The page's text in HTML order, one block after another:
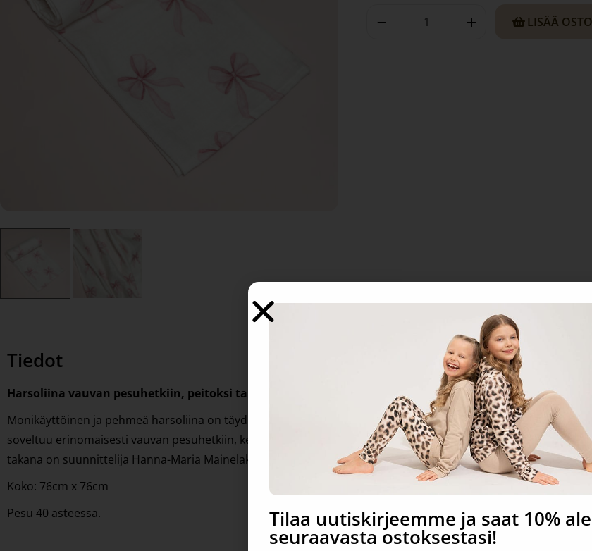
LISÄÄ
Tiedot
Harsoliina vauvan pesuhetkiin, peitoksi tai aurinkosuojaksi rattaisiin
Monikäyttöinen ja pehmeä harsoliina on täydellinen kumppani vauvan arkeen. Valmistettu 100 % pehmeästä
soveltuu erinomaisesti vauvan pesuhetkiin, kevyeksi peitoksi tai suojaksi auringolta rattaissa. Laadukas
takana on suunnittelija Hanna-Maria Mainelakeus.
Koko: 76cm x 76cm
Pesu 40 asteessa.
Tilaa uutiskirjeemme ja saat 10%
seuraavasta ostoksestasi!